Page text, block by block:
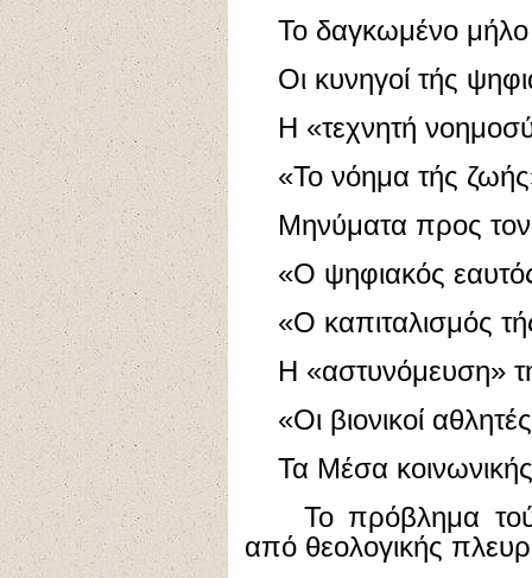
Το δαγκωμένο μήλο
Οι κυνηγοί τής
Η «τεχνητή
«Το νόημα τής
Μηνύματα προς τον
«Ο ψηφιακός
«Ο καπιταλισμός
Η «αστυνόμευση»
«Οι βιονικοί
Τα Μέσα
Το πρόβλημα τού
από θεολογικής